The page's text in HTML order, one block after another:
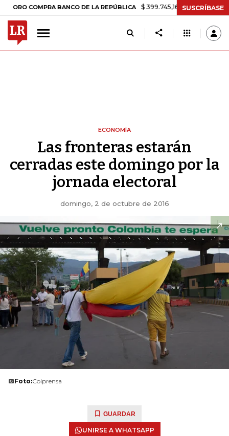
COMPRA BANCO DE LA REPÚBLICA $ 399.745,16 +$ 2.295,71 +0,58%
SUSCRÍBASE
ECONOMÍA
Las fronteras estarán
cerradas este domingo por la
jornada electoral
domingo, 2 de octubre de 2016
Foto:Colprensa
GUARDAR
UNIRSE A WHATSAPP